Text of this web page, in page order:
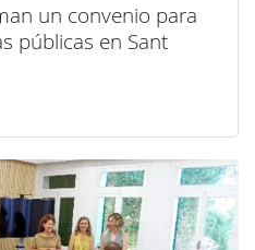
un convenio para
públicas en Sant